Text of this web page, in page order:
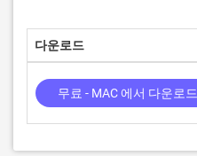
다운로드
무료 - MAC 에서 다운로드